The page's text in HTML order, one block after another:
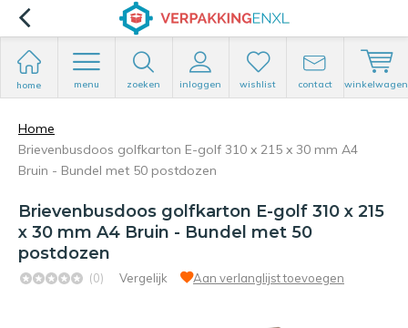
home menu zoeken inloggen wishlist contact winkelwagen
Home
Brievenbusdoos golfkarton E-golf 310 x 215 x 30 mm A4
Bruin - Bundel met 50 postdozen
Brievenbusdoos golfkarton E-golf 310 x 215
x 30 mm A4 Bruin - Bundel met 50
postdozen
(0) Vergelijk Aan verlanglijst toevoegen